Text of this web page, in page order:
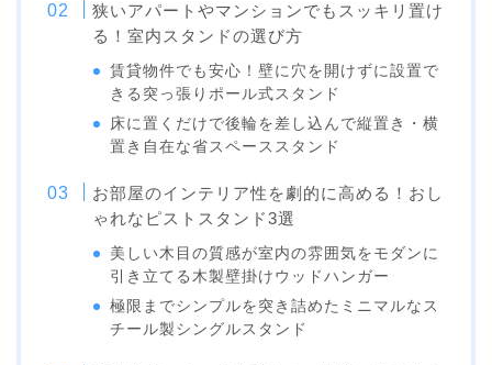
狭いアパートやマンションでもスッキリ置け
る！室内スタンドの選び方
賃貸物件でも安心！壁に穴を開けずに設置で
きる突っ張りポール式スタンド
床に置くだけで後輪を差し込んで縦置き・横
置き自在な省スペーススタンド
お部屋のインテリア性を劇的に高める！おし
ゃれなピストスタンド3選
美しい木目の質感が室内の雰囲気をモダンに
引き立てる木製壁掛けウッドハンガー
極限までシンプルを突き詰めたミニマルなス
チール製シングルスタンド